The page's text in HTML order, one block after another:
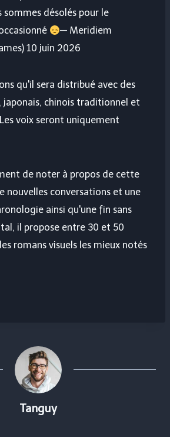
sommes désolés pour le
— Meridiem
10 juin 2026
qu'il sera distribué avec des
japonais, chinois traditionnel et
voix seront uniquement
de noter à propos de cette
nouvelles conversations et une
ainsi qu'une fin sans
il propose entre 30 et 50
romans visuels les mieux notés
Tanguy